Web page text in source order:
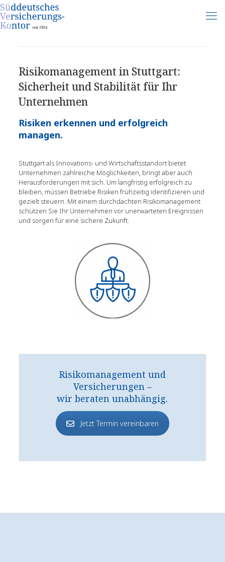
Risikomanagement in Stuttgart:
Sicherheit und Stabilität für Ihr
Unternehmen
Risiken erkennen und erfolgreich
managen.
Stuttgart als Innovations- und Wirtschaftsstandort bietet
Unternehmen zahlreiche Möglichkeiten, bringt aber auch
Herausforderungen mit sich. Um langfristig erfolgreich zu
bleiben, müssen Betriebe Risiken frühzeitig identifizieren und
gezielt steuern. Mit einem durchdachten Risikomanagement
schützen Sie Ihr Unternehmen vor unerwarteten Ereignissen
und sorgen für eine sichere Zukunft.
Risikomanagement und
Versicherungen –
wir beraten unabhängig.
Jetzt Termin vereinbaren